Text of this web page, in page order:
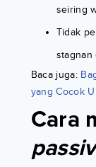
seiring
Tidak
stagnan
Baca juga:
yang Cocok
Cara